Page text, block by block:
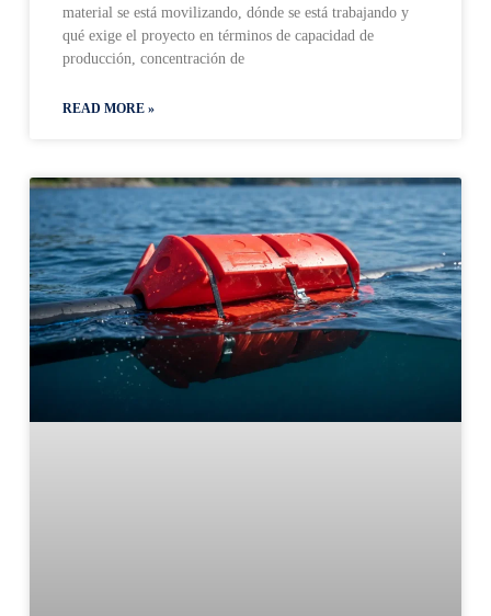
material se está movilizando, dónde se está trabajando y
qué exige el proyecto en términos de capacidad de
producción, concentración de
READ MORE »